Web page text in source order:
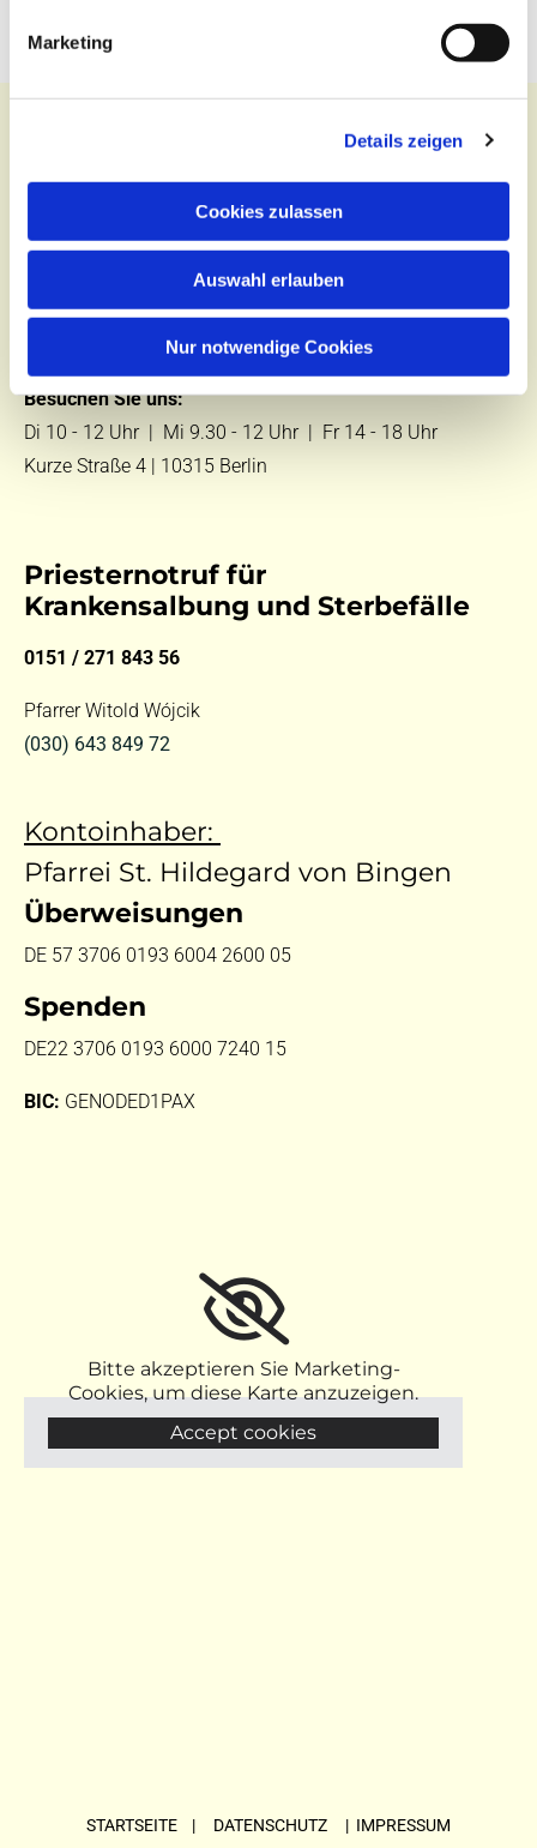
Marketing
Details zeigen
Cookies zulassen
Auswahl erlauben
Nur notwendige Cookies
Zentralbüro
(030) 643 849 70
kontakt@st-hildegard-von-bingen.de
Besuchen Sie uns:
Di 10 - 12 Uhr | Mi 9.30 - 12 Uhr | Fr 14 - 18 Uhr
Kurze Straße 4 | 10315 Berlin
Priesternotruf für
Krankensalbung und Sterbefälle
0151 / 271 843 56
Pfarrer Witold Wójcik
(030) 643 849 72
Kontoinhaber:
Pfarrei St. Hildegard von Bingen
Überweisungen
DE 57 3706 0193 6004 2600 05
Spenden
DE22 3706 0193 6000 7240 15
BIC: GENODED1PAX
Bitte akzeptieren Sie Marketing-
Cookies, um diese Karte anzuzeigen.
Accept cookies
STARTSEITE | DATENSCHUTZ | IMPRESSUM